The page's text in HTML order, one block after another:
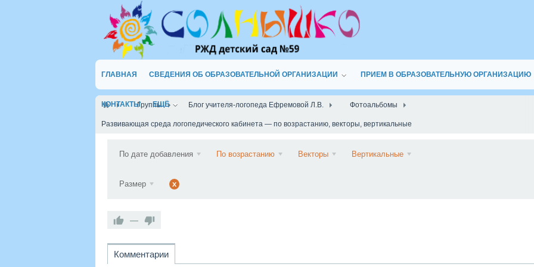
ГЛАВНАЯ СВЕДЕНИЯ ОБ ОБРАЗОВАТЕЛЬНОЙ ОРГАНИЗАЦИИ ПРИЕМ В ОБРАЗОВАТЕЛЬНУЮ ОРГАНИЗАЦИЮ
КОНТАКТЫ ЕЩЁ
Группы Блог учителя-логопеда Ефремовой Л.В. Фотоальбомы
Развивающая среда логопедического кабинета — по возрастанию, векторы, вертикальные
По дате добавления По возрастанию Векторы Вертикальные
Размер x
—
Комментарии